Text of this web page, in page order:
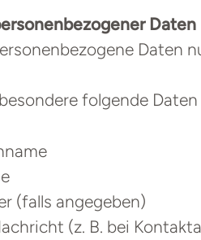
Daten
Daten
folgende
(falls angegeben)
(z. B. bei